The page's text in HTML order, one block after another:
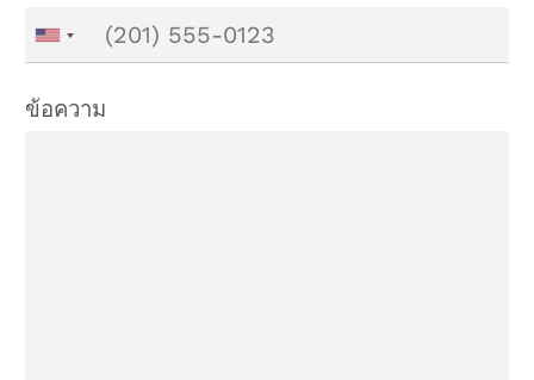
ข้อความ